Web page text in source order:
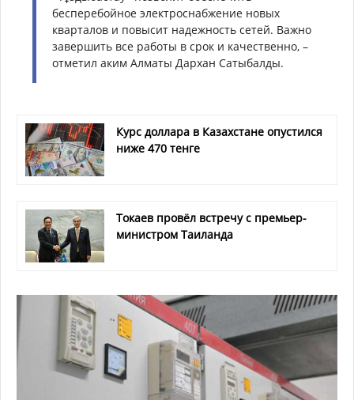
бесперебойное электроснабжение новых
кварталов и повысит надежность сетей. Важно
завершить все работы в срок и качественно, –
отметил аким Алматы Дархан Сатыбалды.
Курс доллара в Казахстане опустился
ниже 470 тенге
Токаев провёл встречу с премьер-
министром Таиланда